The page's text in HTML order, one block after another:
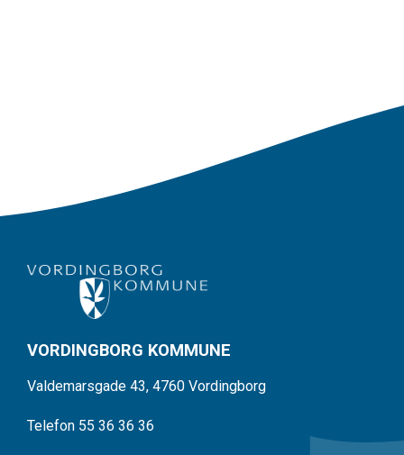
VORDINGBORG KOMMUNE
Valdemarsgade 43, 4760 Vordingborg
Telefon 55 36 36 36